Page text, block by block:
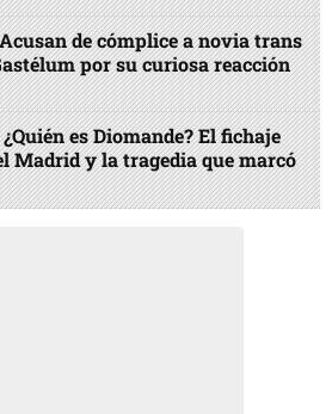
Acusan de cómplice a novia trans
por su curiosa reacción
¿Quién es Diomande? El fichaje
Madrid y la tragedia que marcó